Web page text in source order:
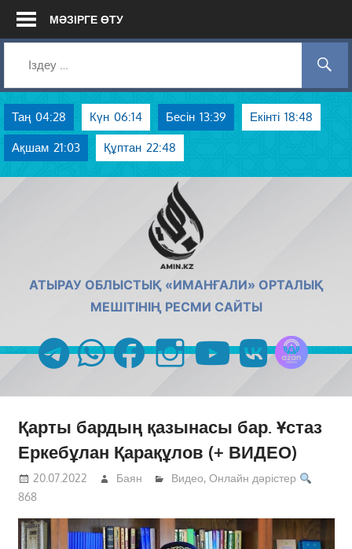
Skip
МӘЗІРГЕ ӨТУ
Таң 04:28 Күн 06:14 Бесін 13:39 Екінті 18:48
Ақшам 21:03 Құптан 22:48
АТЫРАУ ОБЛЫСТЫҚ «ИМАНҒАЛИ» ОРТАЛЫҚ
МЕШІТІНІҢ РЕСМИ САЙТЫ
telegramwhatsappfacebookinstagramyoutubevk
Қарты бардың қазынасы бар. Ұстаз
Еркебұлан Қарақұлов (+ ВИДЕО)
20.07.2022 Баян Видео,Онлайн дәрістер
868